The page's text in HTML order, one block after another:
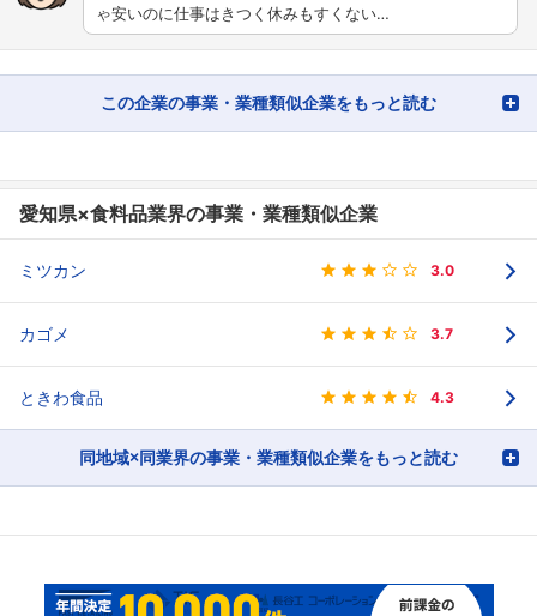
ゃ安いのに仕事はきつく休みもすくない…
この企業の事業・業種類似企業をもっと読む
愛知県×食料品業界の事業・業種類似企業
ミツカン 3.0
カゴメ 3.7
ときわ食品 4.3
同地域×同業界の事業・業種類似企業をもっと読む